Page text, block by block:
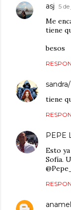
asj 5
Me
tiene
besos
tiene
PEPE
Esto
Sofía.